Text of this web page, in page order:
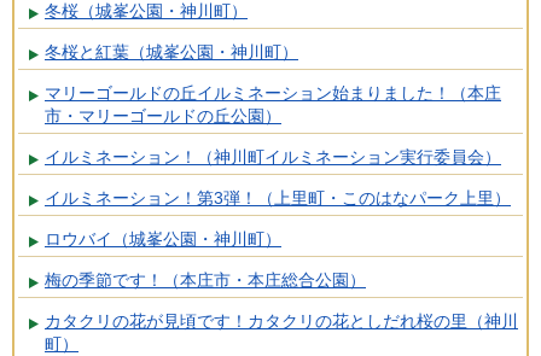
冬桜（城峯公園・神川町）
冬桜と紅葉（城峯公園・神川町）
マリーゴールドの丘イルミネーション始まりました！（本庄
市・マリーゴールドの丘公園）
イルミネーション！（神川町イルミネーション実行委員会）
イルミネーション！第3弾！（上里町・このはなパーク上里）
ロウバイ（城峯公園・神川町）
梅の季節です！（本庄市・本庄総合公園）
カタクリの花が見頃です！カタクリの花としだれ桜の里（神川
町）